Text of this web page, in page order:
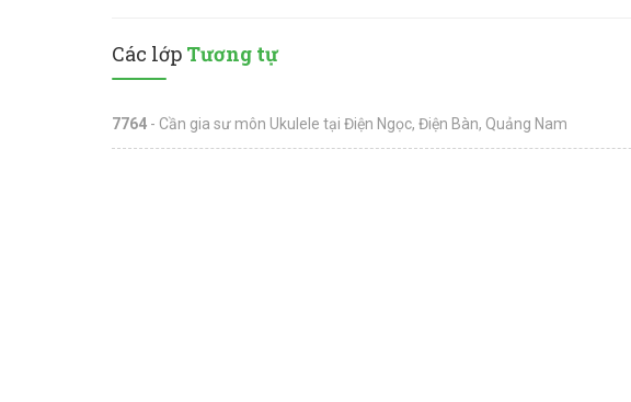
Các lớp Tương tự
7764 - Cần gia sư môn Ukulele tại Điện Ngọc, Điện Bàn, Quảng Nam